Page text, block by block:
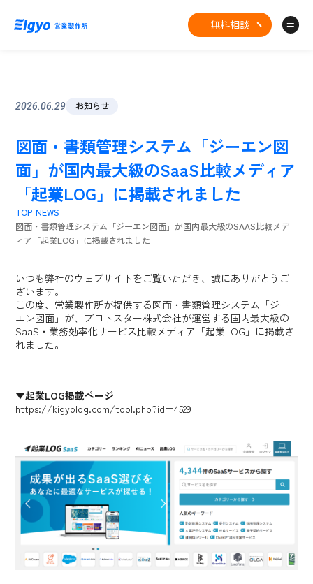
無料相談
2026.06.29 お知らせ
図面・書類管理システム「ジーエン図
面」が国内最大級のSaaS比較メディア
「起業LOG」に掲載されました
TOP NEWS
図面・書類管理システム「ジーエン図面」が国内最大級のSAAS比較メデ
ィア「起業LOG」に掲載されました
いつも弊社のウェブサイトをご覧いただき、誠にありがとうご
ざいます。
この度、営業製作所が提供する図面・書類管理システム「ジー
エン図面」が、プロトスター株式会社が運営する国内最大級の
SaaS・業務効率化サービス比較メディア「起業LOG」に掲載さ
れました。
▼起業LOG掲載ページ
https://kigyolog.com/tool.php?id=4529